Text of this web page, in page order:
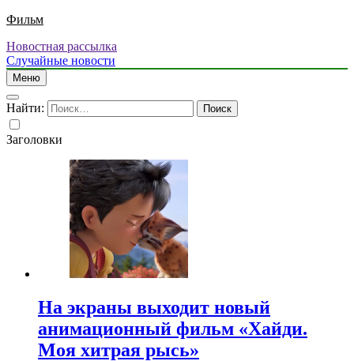
Фильм
Новостная рассылка
Случайные новости
Меню
Найти:
Заголовки
На экраны выходит новый
анимационный фильм «Хайди.
Моя хитрая рысь»